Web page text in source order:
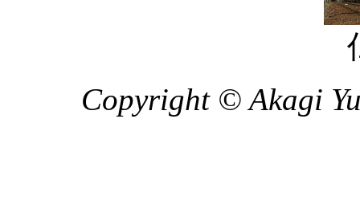
Copyright © Akagi